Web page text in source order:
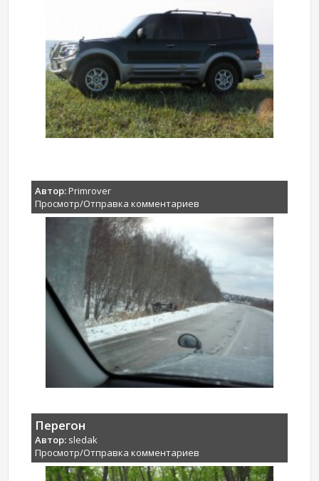
Автор:Primrover
Просмотр/Отправка комментариев
Перегон
Автор: sledak
Просмотр/Отправка комментариев